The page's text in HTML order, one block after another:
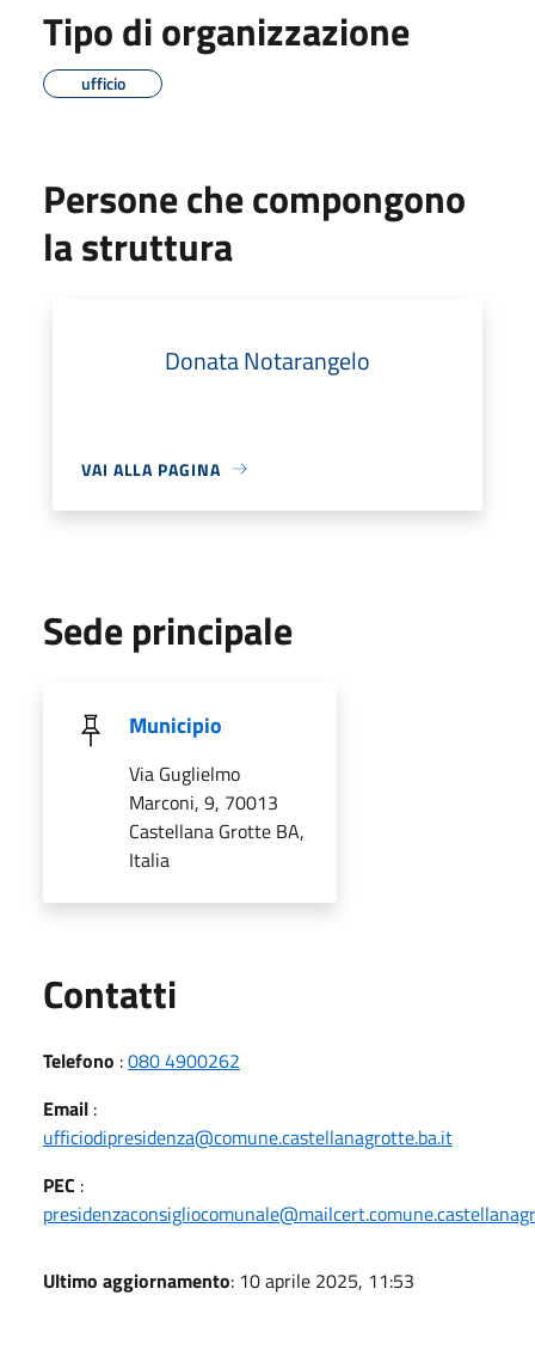
Tipo di organizzazione
ufficio
Persone che compongono
la struttura
Donata Notarangelo
VAI ALLA PAGINA
Sede principale
Municipio
Via Guglielmo
Marconi, 9, 70013
Castellana Grotte BA,
Italia
Contatti
Telefono :080 4900262
Email :
ufficiodipresidenza@comune.castellanagrotte.ba.it
PEC :
Ultimo aggiornamento: 10 aprile 2025, 11:53